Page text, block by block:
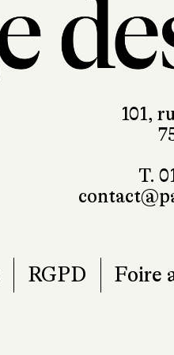
101,
T.
RGPD Foire